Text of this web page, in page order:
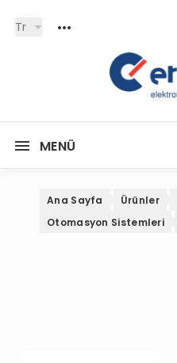
Tr
MENÜ
Ana Sayfa Ürünler
Otomasyon Sistemleri